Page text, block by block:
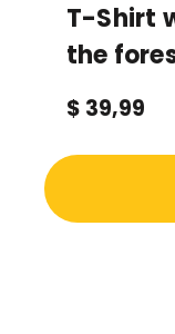
T-Shirt
the
$ 39,99